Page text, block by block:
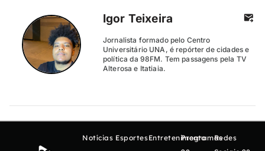
Igor Teixeira
Jornalista formado pelo Centro
Universitário UNA, é repórter de cidades e
política da 98FM. Tem passagens pela TV
Alterosa e Itatiaia.
Notícias EsportesEntretenimento
ProgramasRedes